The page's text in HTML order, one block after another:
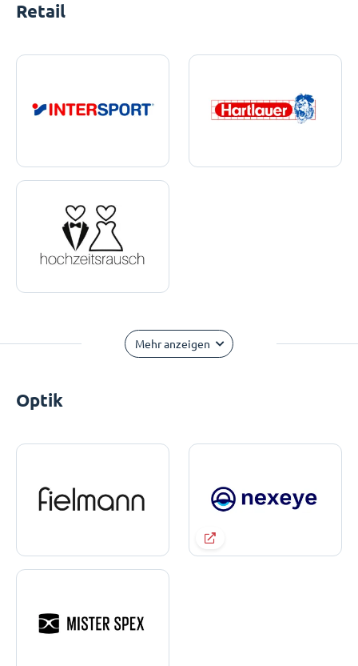
Retail
Mehr anzeigen
Optik